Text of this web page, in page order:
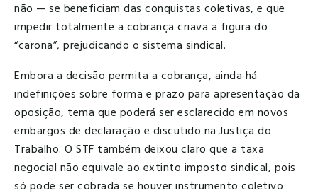
não — se beneficiam das conquistas coletivas, e que
impedir totalmente a cobrança criava a figura do
“carona”, prejudicando o sistema sindical.
Embora a decisão permita a cobrança, ainda há
indefinições sobre forma e prazo para apresentação da
oposição, tema que poderá ser esclarecido em novos
embargos de declaração e discutido na Justiça do
Trabalho. O STF também deixou claro que a taxa
negocial não equivale ao extinto imposto sindical, pois
só pode ser cobrada se houver instrumento coletivo